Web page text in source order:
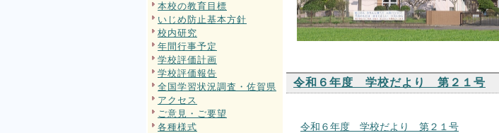
本校の教育目標
いじめ防止基本方針
校内研究
年間行事予定
学校評価計画
学校評価報告
全国学習状況調査・佐賀県
アクセス
ご意見・ご要望
各種様式
令和６年度 学校だより 第２１号
令和６年度 学校だより 第２１号